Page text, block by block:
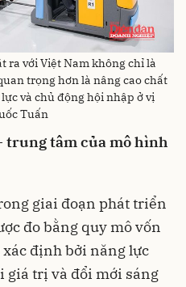
ra với Việt Nam không chỉ là
trọng hơn là nâng cao chất
và chủ động hội nhập ở vị
Tuấn
trung tâm của mô hình
giai đoạn phát triển
đo bằng quy mô vốn
định bởi năng lực
giá trị và đổi mới sáng